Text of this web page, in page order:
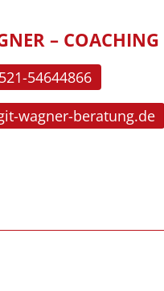
–
54644866
wagner-beratung.de